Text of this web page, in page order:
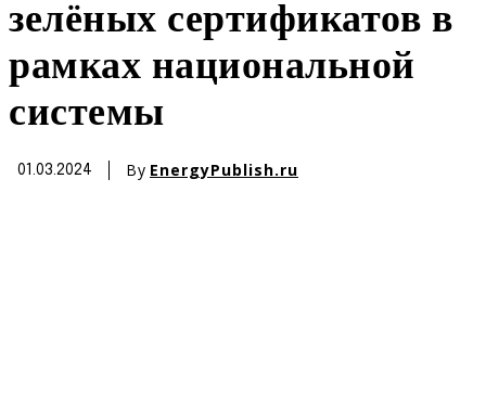
зелёных сертификатов в
рамках национальной
системы
01.03.2024 By EnergyPublish.ru